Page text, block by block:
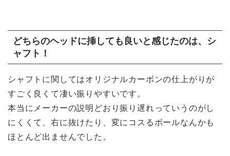
どちらのヘッドに挿しても良いと感じたのは、シ
ャフト！
シャフトに関してはオリジナルカーボンの仕上がりが
すごく良くて凄い振りやすいです。
本当にメーカーの説明どおり振り遅れっていうのがし
にくくて、右に抜けたり、変にコスるボールなんかも
ほとんど出ませんでした。